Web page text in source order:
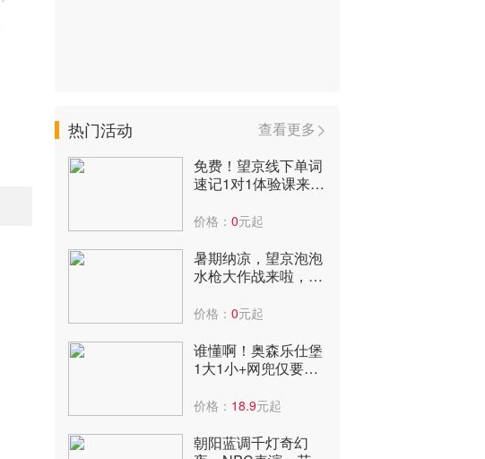
热门活动
查看更多
免费！望京线下单词
速记1对1体验课来
个月阅读课包！
价格： 0元起
暑期纳凉，望京泡泡
水枪大作战来啦，报
全场，爽翻天~
价格： 0元起
谁懂啊！奥森乐仕堡
1大1小+网兜仅要
全年低价啊！
价格： 18.9元起
朝阳蓝调千灯奇幻